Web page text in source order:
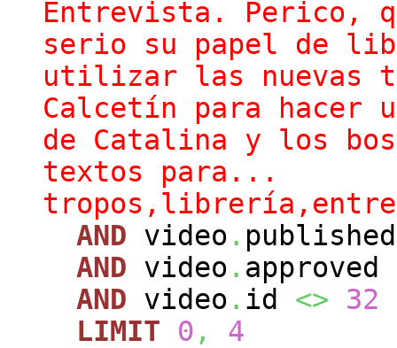
Entrevista. Perico,
serio su papel de
utilizar las nuevas
Calcetín para hacer
de Catalina y los
textos para...
AND video .
AND video . approved
AND video . id <>
32
LIMIT
0 ,
4